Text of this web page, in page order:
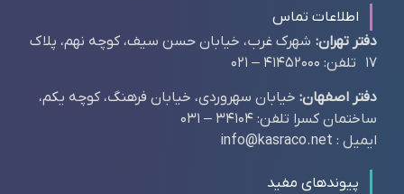
اطلاعات تماس
دفتر تهران: شهرک غرب، خیابان حسن سیف، کوچه نهم، پلاک
17 تلفن: 41452000 – 021
دفتر اصفهان: خیابان سهروردی، خیابان فرهنگ، کوچه یکم،
ساختمان کسرا تلفن: 34104 – 031
ایمیل : info@kasraco.net
پیوندهای مفید